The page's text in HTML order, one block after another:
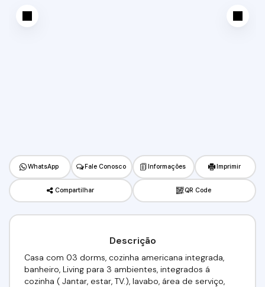
WhatsApp Fale Conosco Informações Imprimir
Compartilhar QR Code
Descrição
Casa com 03 dorms, cozinha americana integrada,
banheiro, Living para 3 ambientes, integrados á
cozinha ( Jantar, estar, TV.), lavabo, área de serviço,